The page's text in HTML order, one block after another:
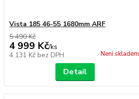
Vista 185 46-55 1680mm ARF
5 490 Kč
4 999 Kč/ks
4 131 Kč bez DPH Není skladem
Detail